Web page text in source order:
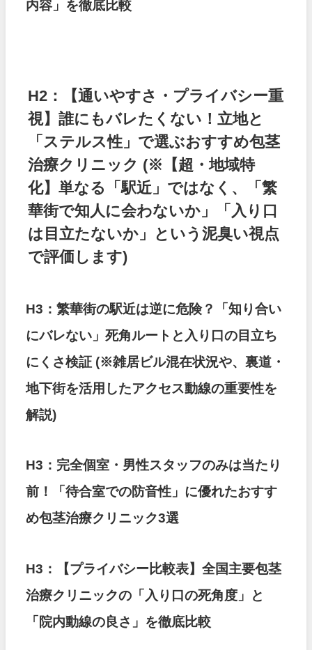
内容」を徹底比較
H2：【通いやすさ・プライバシー重
視】誰にもバレたくない！立地と
「ステルス性」で選ぶおすすめ包茎
治療クリニック (※【超・地域特
化】単なる「駅近」ではなく、「繁
華街で知人に会わないか」「入り口
は目立たないか」という泥臭い視点
で評価します)
H3：繁華街の駅近は逆に危険？「知り合い
にバレない」死角ルートと入り口の目立ち
にくさ検証 (※雑居ビル混在状況や、裏道・
地下街を活用したアクセス動線の重要性を
解説)
H3：完全個室・男性スタッフのみは当たり
前！「待合室での防音性」に優れたおすす
め包茎治療クリニック3選
H3：【プライバシー比較表】全国主要包茎
治療クリニックの「入り口の死角度」と
「院内動線の良さ」を徹底比較